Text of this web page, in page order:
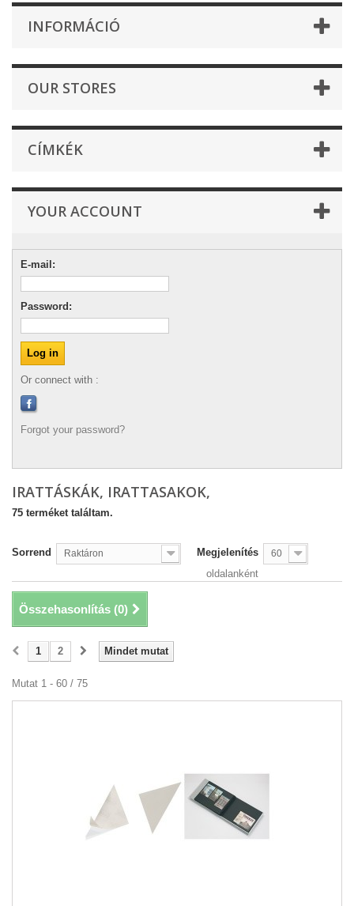
INFORMÁCIÓ
OUR STORES
CÍMKÉK
YOUR ACCOUNT
E-mail:
Password:
Or connect with :
Forgot your password?
IRATTÁSKÁK, IRATTASAKOK,
75 terméket találtam.
Sorrend Raktáron Megjelenítés 60
oldalanként
Összehasonlítás (0)
Mindet mutat
1 2
Mutat 1 - 60 / 75